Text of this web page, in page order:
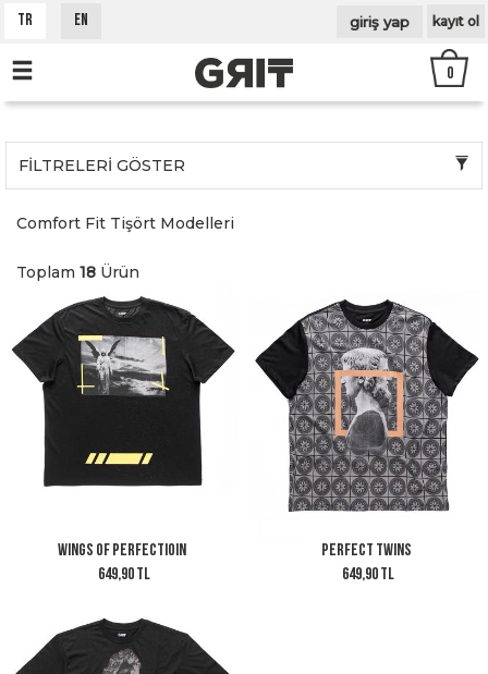
TR EN gi̇ri̇ş yap kayıt ol
0
FİLTRELERİ GÖSTER
Comfort Fit Tişört Modelleri
Toplam 18 Ürün
Wings of Perfectioın
649,90 TL
Perfect Twins
649,90 TL